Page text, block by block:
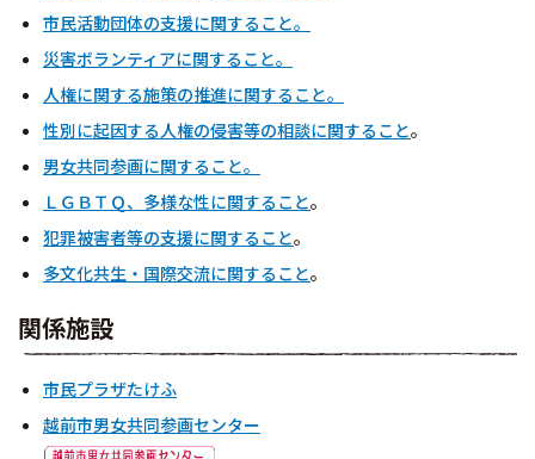
市民活動団体の支援に関すること。
災害ボランティアに関すること。
人権に関する施策の推進に関すること。
性別に起因する人権の侵害等の相談に関すること。
男女共同参画に関すること。
ＬＧＢＴＱ、多様な性に関すること。
犯罪被害者等の支援に関すること。
多文化共生・国際交流に関すること。
関係施設
市民プラザたけふ
越前市男女共同参画センター